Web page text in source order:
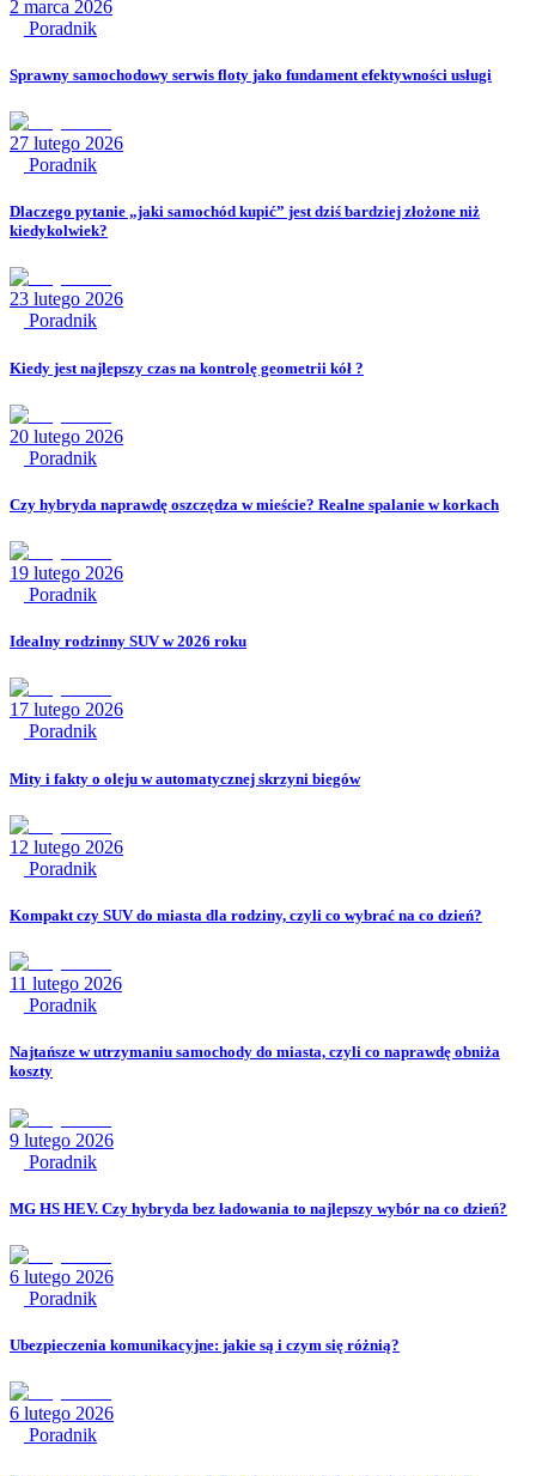
2 marca 2026
Poradnik
Sprawny samochodowy serwis floty jako fundament efektywności usługi
27 lutego 2026
Poradnik
Dlaczego pytanie „jaki samochód kupić” jest dziś bardziej złożone niż
kiedykolwiek?
23 lutego 2026
Poradnik
Kiedy jest najlepszy czas na kontrolę geometrii kół ?
20 lutego 2026
Poradnik
Czy hybryda naprawdę oszczędza w mieście? Realne spalanie w korkach
19 lutego 2026
Poradnik
Idealny rodzinny SUV w 2026 roku
17 lutego 2026
Poradnik
Mity i fakty o oleju w automatycznej skrzyni biegów
12 lutego 2026
Poradnik
Kompakt czy SUV do miasta dla rodziny, czyli co wybrać na co dzień?
11 lutego 2026
Poradnik
Najtańsze w utrzymaniu samochody do miasta, czyli co naprawdę obniża
koszty
9 lutego 2026
Poradnik
MG HS HEV. Czy hybryda bez ładowania to najlepszy wybór na co dzień?
6 lutego 2026
Poradnik
Ubezpieczenia komunikacyjne: jakie są i czym się różnią?
6 lutego 2026
Poradnik